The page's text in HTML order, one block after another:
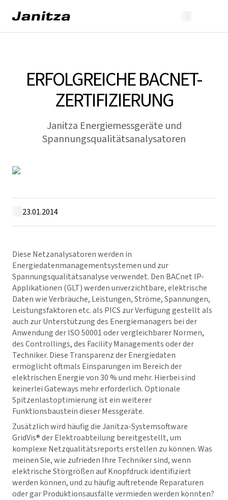
ERFOLGREICHE BACNET-
ZERTIFIZIERUNG
Janitza Energiemessgeräte und
Spannungsqualitätsanalysatoren
23.01.2014
Diese Netzanalysatoren werden in
Energiedatenmanagementsystemen und zur
Spannungsqualitätsanalyse verwendet. Den BACnet IP-
Applikationen (GLT) werden unverzichtbare, elektrische
Daten wie Verbräuche, Leistungen, Ströme, Spannungen,
Leistungsfaktoren etc. als PICS zur Verfügung gestellt als
auch zur Unterstützung des Energiemanagers bei der
Anwendung der ISO 50001 oder vergleichbarer Normen,
des Controllings, des Facility Managements oder der
Techniker. Diese Transparenz der Energiedaten
ermöglicht oftmals Einsparungen im Bereich der
elektrischen Energie von 30 % und mehr. Hierbei sind
keinerlei Gateways mehr erforderlich. Optionale
Spitzenlastoptimierung ist ein weiterer
Funktionsbaustein dieser Messgeräte.
Zusätzlich wird häufig die Janitza-Systemsoftware
GridVis® der Elektroabteilung bereitgestellt, um
komplexe Netzqualitätsreports erstellen zu können. Was
meinen Sie, wie zufrieden Ihre Techniker sind, wenn
elektrische Störgrößen auf Knopfdruck identifiziert
werden können, und zu häufig auftretende Reparaturen
oder gar Produktionsausfälle vermieden werden könnten?